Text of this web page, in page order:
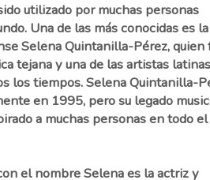
utilizado por muchas personas
Una de las más conocidas es la
Selena Quintanilla-Pérez, quien
tejana y una de las artistas latinas
los tiempos. Selena Quintanilla-
en 1995, pero su legado
a muchas personas en todo el
el nombre Selena es la actriz y